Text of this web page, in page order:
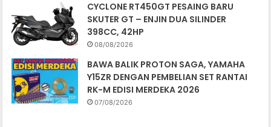
CYCLONE RT450GT PESAING BARU
SKUTER GT – ENJIN DUA SILINDER
398CC, 42HP
08/08/2026
BAWA BALIK PROTON SAGA, YAMAHA
Y15ZR DENGAN PEMBELIAN SET RANTAI
RK-M EDISI MERDEKA 2026
07/08/2026